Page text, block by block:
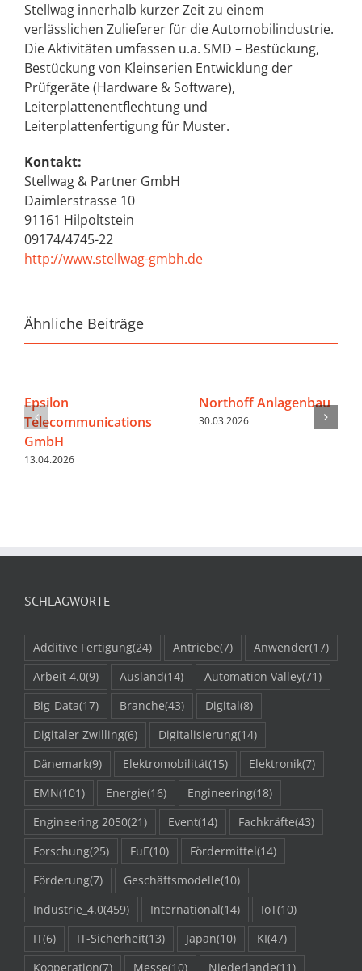
Stellwag innerhalb kurzer Zeit zu einem
verlässlichen Zulieferer für die Automobilindustrie.
Die Aktivitäten umfassen u.a. SMD – Bestückung,
Bestückung von Kleinserien Entwicklung der
Prüfgeräte (Hardware & Software),
Leiterplattenentflechtung und
Leiterplattenfertigung für Muster.
Kontakt:
Stellwag & Partner GmbH
Daimlerstrasse 10
91161 Hilpoltstein
09174/4745-22
http://www.stellwag-gmbh.de
Ähnliche Beiträge
Epsilon
Telecommunications
GmbH
13.04.2026
Northoff Anlagenbau
30.03.2026
SCHLAGWORTE
Additive Fertigung(24) Antriebe(7) Anwender(17)
Arbeit 4.0(9) Ausland(14) Automation Valley(71)
Big-Data(17) Branche(43) Digital(8)
Digitaler Zwilling(6) Digitalisierung(14)
Dänemark(9) Elektromobilität(15) Elektronik(7)
EMN(101) Energie(16) Engineering(18)
Engineering 2050(21) Event(14) Fachkräfte(43)
Forschung(25) FuE(10) Fördermittel(14)
Förderung(7) Geschäftsmodelle(10)
Industrie_4.0(459) International(14) IoT(10)
IT(6) IT-Sicherheit(13) Japan(10) KI(47)
Kooperation(7) Messe(10) Niederlande(11)